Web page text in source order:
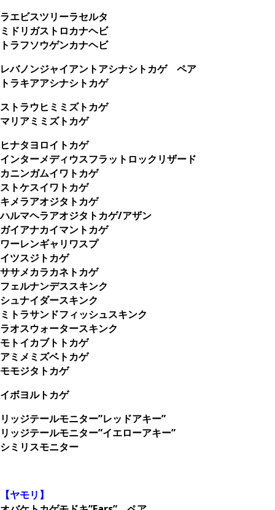
ラエビスツリーラセルタ
ミドリガストロカナヘビ
トラフソウゲンカナヘビ
レバノンジャイアントアシナシトカゲ ペア
トラキアアシナシトカゲ
ストラウヒミミズトカゲ
マリアミミズトカゲ
ヒナタヨロイトカゲ
インターメディウスフラットロックリザード
カニンガムイワトカゲ
ストケスイワトカゲ
キメラアオジタトカゲ
ハルマヘラアオジタトカゲ/アザン
ガイアナカイマントカゲ
ワーレンギャリワスプ
イツスジトカゲ
ササメカラカネトカゲ
フェルナンデススキンク
シュナイダースキンク
ミトラサンドフィッシュスキンク
ラオスウォータースキンク
モトイカブトトカゲ
アミメミズベトカゲ
モモジタトカゲ
イボヨルトカゲ
リッジテールモニター”レッドアキー”
リッジテールモニター”イエローアキー”
シミリスモニター
【ヤモリ】